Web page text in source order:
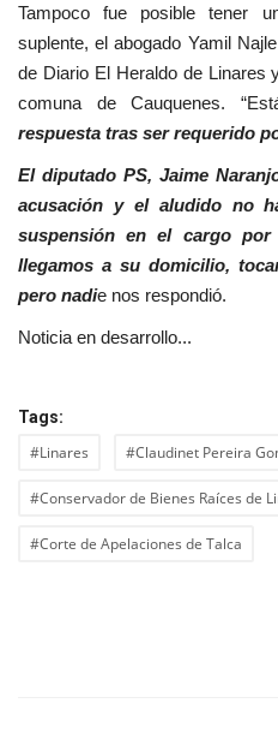
Tampoco fue posible tener
suplente, el abogado Yamil
de Diario El Heraldo de Linares
comuna de Cauquenes.
respuesta tras ser requerido
El diputado PS, Jaime
acusación y el aludido no
suspensión en el cargo
llegamos a su domicilio,
pero nadie nos respondió.
Noticia en desarrollo...
Tags:
#Linares #Claudinet Pereira
#Conservador de Bienes Raíces de
#Corte de Apelaciones de Talca